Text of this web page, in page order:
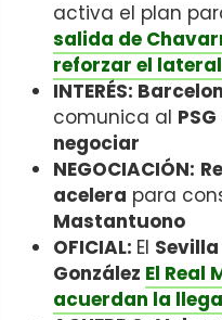
activa el plan
salida de
reforzar el
INTERÉS:
comunica al PSG
negociar
NEGOCIACIÓN:
acelera para
Mastantuono
OFICIAL: El Sevilla
González El Real
acuerdan la